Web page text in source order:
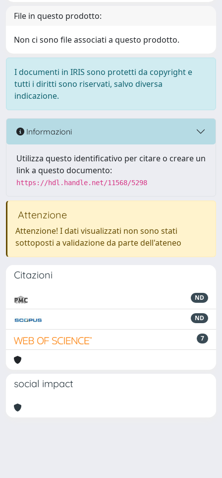
File in questo prodotto:
Non ci sono file associati a questo prodotto.
I documenti in IRIS sono protetti da copyright e
tutti i diritti sono riservati, salvo diversa
indicazione.
Informazioni
Utilizza questo identificativo per citare o creare un
link a questo documento:
https://hdl.handle.net/11568/5298
Attenzione
Attenzione! I dati visualizzati non sono stati
sottoposti a validazione da parte dell'ateneo
Citazioni
ND
ND
7
social impact